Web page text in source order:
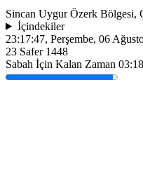
Sincan Uygur Özerk Bölgesi,
İçindekiler
23:17:47, Perşembe, 06
23 Safer 1448
Sabah İçin Kalan Zaman